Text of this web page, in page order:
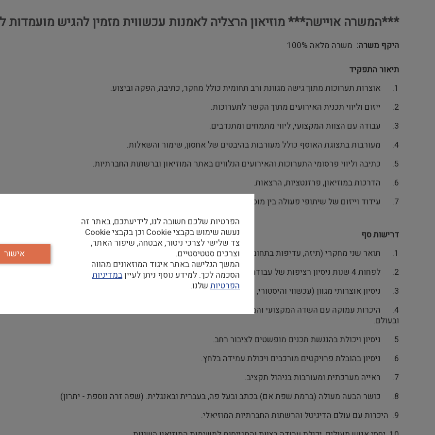
***המשרה אויישה*** מוזיאון הרצליה לאמנות עכשווית מזמין להגיש
היקף משרה משרה מלאה 100%
תיאור התפקיד
1. אוצרות תערוכות מתוך גישה מגוונת ורב תחומית כולל מחקר, כתיבה, הפקה וביצוע.
2. ייזום וליווי תכנית האירועים מתוך הקשר לתערוכות.
3. עבודה עם הצוות המקצועי, ליווי מתמחים ומתנדבים.
4. מעורבות בתצוגת האוסף כולל מעורבות בהיבטים של אחסון, שימור והשאלות.
5. כתיבה וליווי פרסומי התערוכות והאירועים הנלווים באתר המוזיאון וברשתות החברתיות.
6. הדרכות במוזיאון, פרזנטציות, הרצאות.
7. עידוד וייזום של שיתופי פעולה בין מוסדיים בארץ ובחו"ל.
דרישות סף
1. תואר שני מחקרי (תיזה, עדיפות בתחומי תולדות האמנות, תיאוריה וביקורת).
2. לפחות 4 שנות ניסיון רציפות של עבודה אוצרותית במוסד אמנות ותרבות מוכר. (עדיפות מובהקת למוסד מוזיאלי).
3. ניסיון אוצרותי מגוון (עכשווי והיסטורי, מקומי ובינלאומי) מתוך גישה רב תחומית בתחום האוצרות הפעילה, בכתיבה על אמנות, בעריכת קטלוגים.
4. היכרות עמוקה עם השדה המקצועי והממדים הפרקטיים והתיאורטיים של האמנות העכשווית בארץ ובעולם. קשרים
ובעולם.
5. ניסיון ויכולת בהנגשת תכנים מופשטים לציבור רחב.
6. ניסיון בהובלת פרויקטים מורכבים ויכולת עמידה בלחץ.
7. ראייה מערכתית ומעורבות בניהול תקציב.
8. כושר הבעה מעולה (ברמת שפת אם) בכתב ובעל פה, בעברית ובאנגלית. (שפה זרה נוספת - יתרון)
9. היכרות עם עולם הדיגיטל והרשתות החברתיות המוזיאלי.
הפרטיות שלכם חשובה לנו, לידיעתכם, באתר זה
נעשה שימוש בקבצי Cookie וכן בקבצי Cookie
צד שלישי לצרכי ניטור, אבטחה, שיפור האתר,
וצרכים סטטיסטיים.
המשך הגלישה באתר איגוד המוזאונים מהווה
הסכמה לכך. למידע נוסף ניתן לעייןבמדיניות
הפרטיות שלנו.
אישור